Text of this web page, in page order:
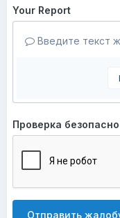
Your Report
Введите текст
Проверка
Отправить